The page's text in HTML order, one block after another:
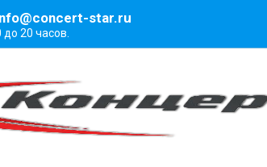
star.ru
до 20 часов.